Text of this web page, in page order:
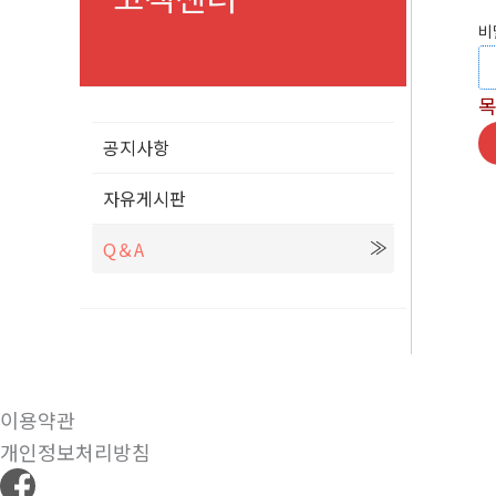
공지사항
자유게시판
Q＆A
이용약관
개인정보처리방침